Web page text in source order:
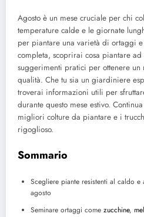
Agosto è un mese cruciale per chi
temperature calde e le giornate
per piantare una varietà di ortaggi
completa, scoprirai cosa piantare ad
suggerimenti pratici per ottenere un
qualità. Che tu sia un giardiniere
troverai informazioni utili per
durante questo mese estivo.
migliori colture da piantare e i
rigoglioso.
Sommario
Scegliere piante resistenti al caldo
agosto
Seminare ortaggi come zucchine,